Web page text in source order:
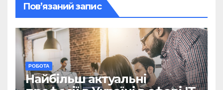
Пов’язаний запис
РОБОТА
Найбільш актуальні